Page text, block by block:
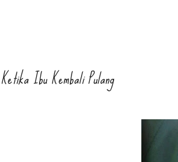
Ketika Ibu Kembali Pulang